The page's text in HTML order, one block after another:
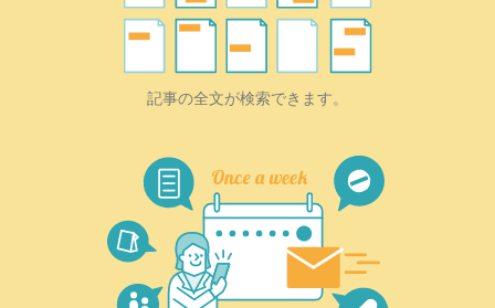
記事の全文が検索できます。